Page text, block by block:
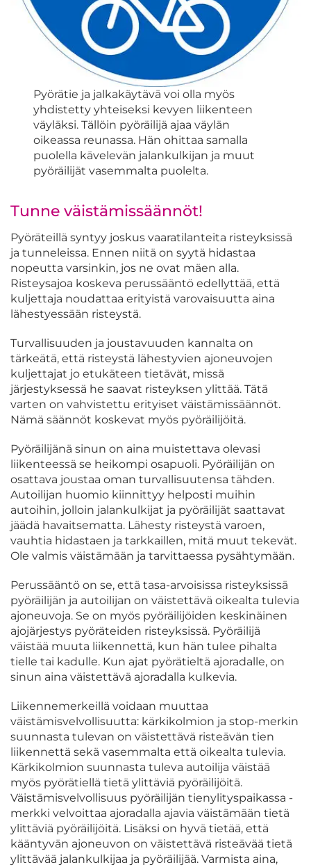
Pyörätie ja jalkakäytävä voi olla myös
yhdistetty yhteiseksi kevyen liikenteen
väyläksi. Tällöin pyöräilijä ajaa väylän
oikeassa reunassa. Hän ohittaa samalla
puolella kävelevän jalankulkijan ja muut
pyöräilijät vasemmalta puolelta.
Tunne väistämissäännöt!
Pyöräteillä syntyy joskus vaaratilanteita risteyksissä
ja tunneleissa. Ennen niitä on syytä hidastaa
nopeutta varsinkin, jos ne ovat mäen alla.
Risteysajoa koskeva perussääntö edellyttää, että
kuljettaja noudattaa erityistä varovaisuutta aina
lähestyessään risteystä.
Turvallisuuden ja joustavuuden kannalta on
tärkeätä, että risteystä lähestyvien ajoneuvojen
kuljettajat jo etukäteen tietävät, missä
järjestyksessä he saavat risteyksen ylittää. Tätä
varten on vahvistettu erityiset väistämissäännöt.
Nämä säännöt koskevat myös pyöräilijöitä.
Pyöräilijänä sinun on aina muistettava olevasi
liikenteessä se heikompi osapuoli. Pyöräilijän on
osattava joustaa oman turvallisuutensa tähden.
Autoilijan huomio kiinnittyy helposti muihin
autoihin, jolloin jalankulkijat ja pyöräilijät saattavat
jäädä havaitsematta. Lähesty risteystä varoen,
vauhtia hidastaen ja tarkkaillen, mitä muut tekevät.
Ole valmis väistämään ja tarvittaessa pysähtymään.
Perussääntö on se, että tasa-arvoisissa risteyksissä
pyöräilijän ja autoilijan on väistettävä oikealta tulevia
ajoneuvoja. Se on myös pyöräilijöiden keskinäinen
ajojärjestys pyöräteiden risteyksissä. Pyöräilijä
väistää muuta liikennettä, kun hän tulee pihalta
tielle tai kadulle. Kun ajat pyörätieltä ajoradalle, on
sinun aina väistettävä ajoradalla kulkevia.
Liikennemerkeillä voidaan muuttaa
väistämisvelvollisuutta: kärkikolmion ja stop-merkin
suunnasta tulevan on väistettävä risteävän tien
liikennettä sekä vasemmalta että oikealta tulevia.
Kärkikolmion suunnasta tuleva autoilija väistää
myös pyörätiellä tietä ylittäviä pyöräilijöitä.
Väistämisvelvollisuus pyöräilijän tienylityspaikassa -
merkki velvoittaa ajoradalla ajavia väistämään tietä
ylittäviä pyöräilijöitä. Lisäksi on hyvä tietää, että
kääntyvän ajoneuvon on väistettävä risteävää tietä
ylittävää jalankulkijaa ja pyöräilijää. Varmista aina,